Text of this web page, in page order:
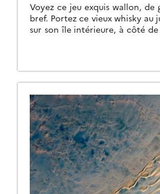
Voyez ce jeu exquis wallon,
bref. Portez ce vieux whisky au
sur son île intérieure, à côté de
permet de penser à la